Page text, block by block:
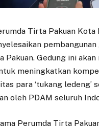
Tirta Pakuan
Pakuan. Gedung ini akan
meningkatkan
para ‘tukang ledeng’
oleh PDAM seluruh
Perumda Tirta